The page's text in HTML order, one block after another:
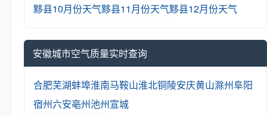
黟县10月份天气黟县11月份天气黟县12月份天气
安徽城市空气质量实时查询
合肥芜湖蚌埠淮南马鞍山淮北铜陵安庆黄山滁州阜阳
宿州六安亳州池州宣城